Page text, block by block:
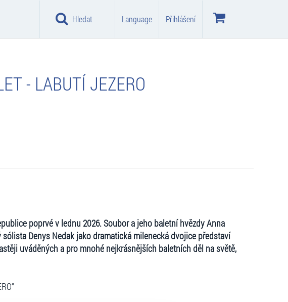
Hledat Language Přihlášení
- LABUTÍ JEZERO
poprvé v lednu 2026. Soubor a jeho baletní hvězdy Anna
Denys Nedak jako dramatická milenecká dvojice představí
uváděných a pro mnohé nejkrásnějších baletních děl na světě,